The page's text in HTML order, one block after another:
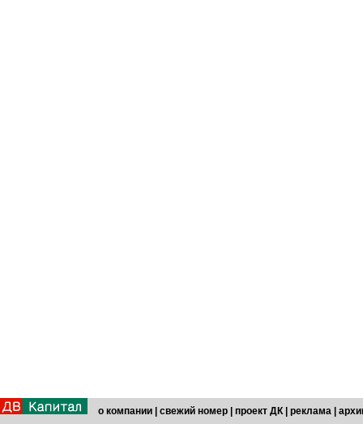
о компании свежий номер проект ДК реклама